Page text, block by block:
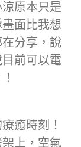
原本只是
面比我想
分享，說
前可以電
癒時刻！
上，空氣